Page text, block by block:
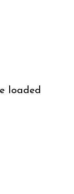
loaded